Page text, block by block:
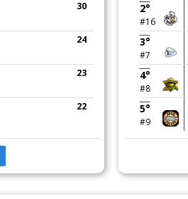
30
24
23
22
2°
#16
3°
#7
4°
#8
5°
#9